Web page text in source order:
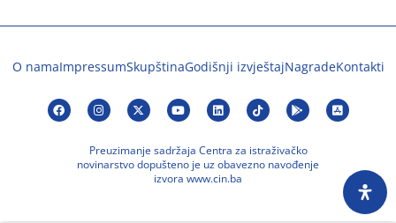
O namaImpressumSkupštinaGodišnji izvještajNagradeKontakti
Preuzimanje sadržaja Centra za istraživačko
novinarstvo dopušteno je uz obavezno navođenje
izvora www.cin.ba